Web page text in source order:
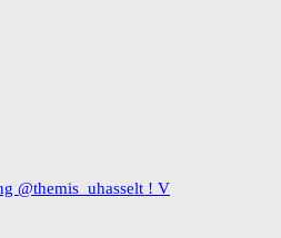
@themis_uhasselt ! V